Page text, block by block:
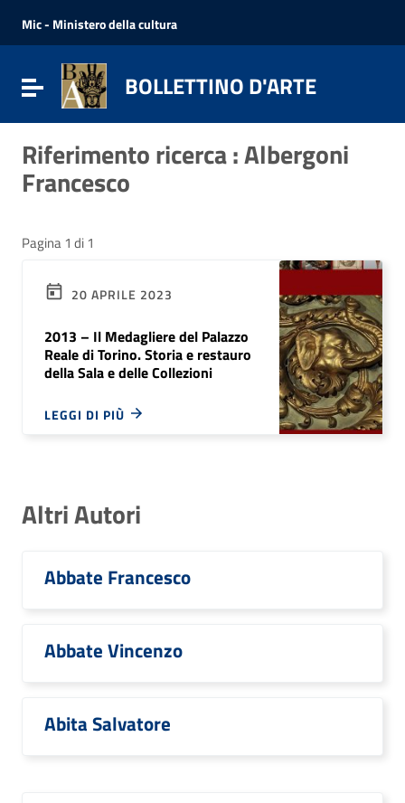
Vai al menu di navigazione
Vai al footer
Mic - Ministero della cultura
Attiva / disattiva la navigazione
BOLLETTINO D'ARTE
Riferimento ricerca : Albergoni
Francesco
Pagina 1 di 1
20 APRILE 2023
2013 – Il Medagliere del Palazzo
Reale di Torino. Storia e restauro
della Sala e delle Collezioni
LEGGI DI PIÙ
Altri Autori
Abbate Francesco
Abbate Vincenzo
Abita Salvatore